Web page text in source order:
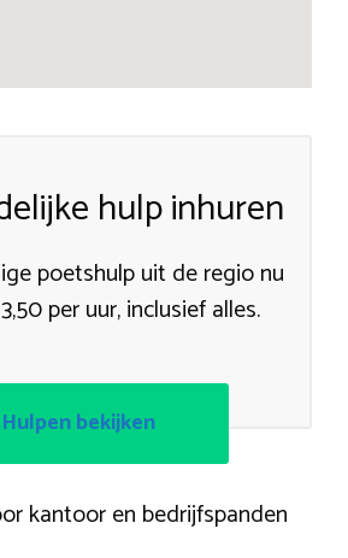
hulp inhuren
poetshulp uit de regio nu
per uur, inclusief alles.
Hulpen bekijken
kantoor en bedrijfspanden